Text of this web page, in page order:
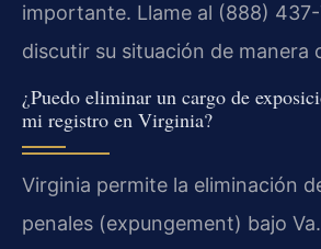
importante. Llame al (888)
discutir su situación de manera
¿Puedo eliminar un cargo de
mi registro en Virginia?
Virginia permite la eliminación
penales (expungement) bajo